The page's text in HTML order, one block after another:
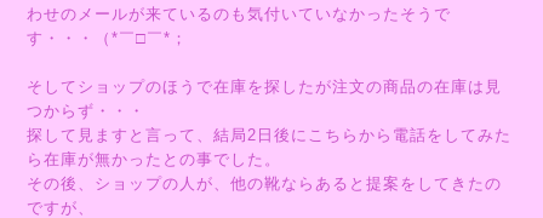
わせのメールが来ているのも気付いていなかったそうで
す・・・（*￣□￣*；
そしてショップのほうで在庫を探したが注文の商品の在庫は見
つからず・・・
探して見ますと言って、結局2日後にこちらから電話をしてみた
ら在庫が無かったとの事でした。
その後、ショップの人が、他の靴ならあると提案をしてきたの
ですが、